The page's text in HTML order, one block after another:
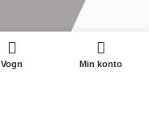
Vogn Min konto